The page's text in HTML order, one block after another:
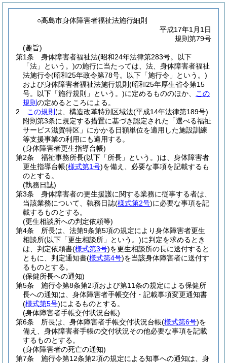
○高島市身体障害者福祉法施行細則
平成17年1月1日
規則第79号
(趣旨)
第1条
身体障害者福祉法(昭和24年法律第283号。以下
「法」という。)の施行に当たっては、法、身体障害者福祉
法施行令(昭和25年政令第78号。以下「施行令」という。)
および身体障害者福祉法施行規則 (昭和25年厚生省令第15
号。以下「施行規則」という。)に定めるもののほか、
この
規則 の定めるところによる。
2
この規則 は、構造改革特別区域法(平成14年法律第189号)
附則第3条に規定する措置に基づき認定された「選べる福祉
サービス滋賀特区」にかかる日額単位を適用した施設訓練
等支援事業の利用にも適用する。
(身体障害者更生指導台帳)
第2条
福祉事務所長(以下「所長」という。)は、身体障害者
更生指導台帳(様式第1号)を備え、必要な事項を記載するも
のとする。
(執務日誌)
第3条
身体障害者の更生援護に関する業務に従事する者は、
当該業務について、執務日誌(様式第2号)に必要な事項を記
載するものとする。
(更生相談所への判定依頼等)
第4条
所長は、法第9条第5項の規定により身体障害者更生
相談所(以下「更生相談所」という。)に判定を求めるとき
は、判定依頼書(様式第3号)を更生相談所の長に送付すると
ともに、判定通知書(様式第4号)を当該身体障害者に送付す
るものとする。
(保健所長への通知)
第5条
施行令第8条第2項および第11条の規定による保健所
長への通知は、身体障害者手帳交付・記載事項変更通知書
(様式第5号)によるものとする。
(身体障害者手帳交付状況台帳)
第6条
所長は、身体障害者手帳交付状況台帳(様式第6号)を
備え、身体障害者手帳の交付状況その他必要な事項を記載
するものとする。
(身体障害者の死亡の通知)
第7条
施行令第12条第2項の規定による知事への通知は、身